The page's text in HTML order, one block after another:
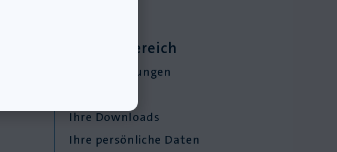
Kundenbereich
Ihre Bestellungen
Ihre Downloads
Ihre persönliche Daten